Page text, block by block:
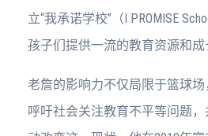
立“我承诺学校”（I PROMISE
孩子们提供一流的教育资源和成
老詹的影响力不仅局限于篮球
呼吁社会关注教育不平等问题